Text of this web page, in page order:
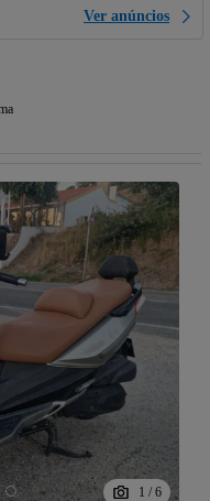
Ver anúncios
1 / 6